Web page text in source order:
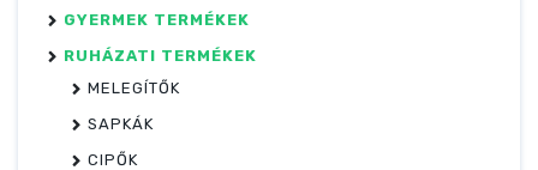
GYERMEK TERMÉKEK
RUHÁZATI TERMÉKEK
MELEGÍTŐK
SAPKÁK
CIPŐK